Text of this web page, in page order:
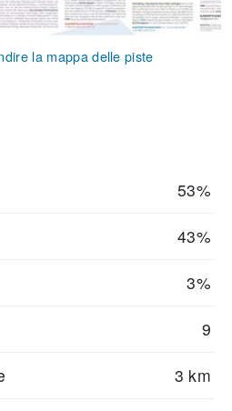
la mappa delle piste
53%
43%
3%
9
3 km